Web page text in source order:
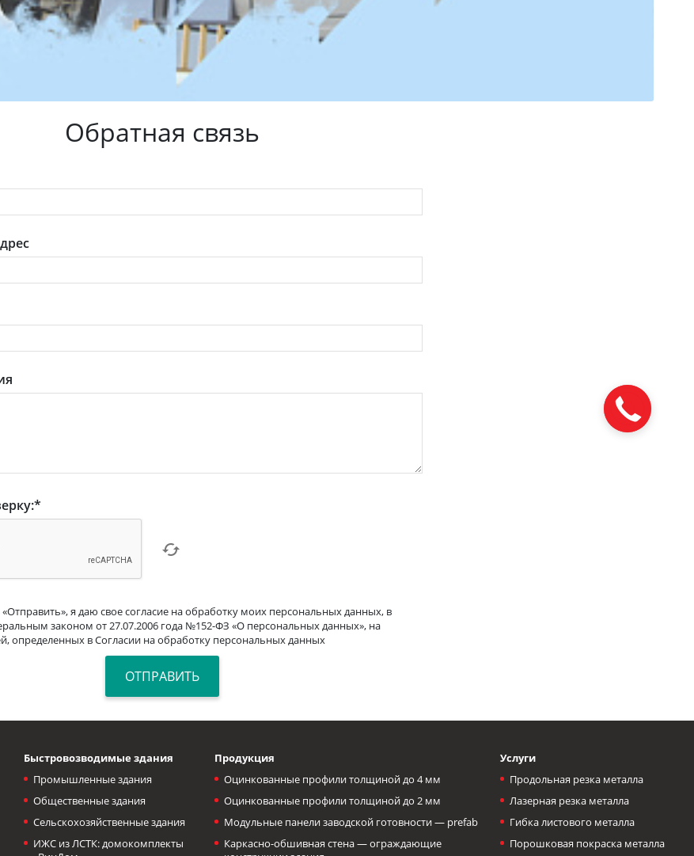
Обратная связь
*
я даю свое согласие на обработку моих персональных данных, в
законом от 27.07.2006 года №152-ФЗ «О персональных данных», на
определенных в Согласии на обработку персональных данных
Быстровозводимые здания
Промышленные здания
Общественные здания
Сельскохозяйственные здания
ИЖС из ЛСТК: домокомплекты
Продукция
Оцинкованные профили толщиной до 4 мм
Оцинкованные профили толщиной до 2 мм
Модульные панели заводской готовности — prefab
Каркасно-обшивная стена — ограждающие
Услуги
Продольная резка металла
Лазерная резка металла
Гибка листового металла
Порошковая покраска металла